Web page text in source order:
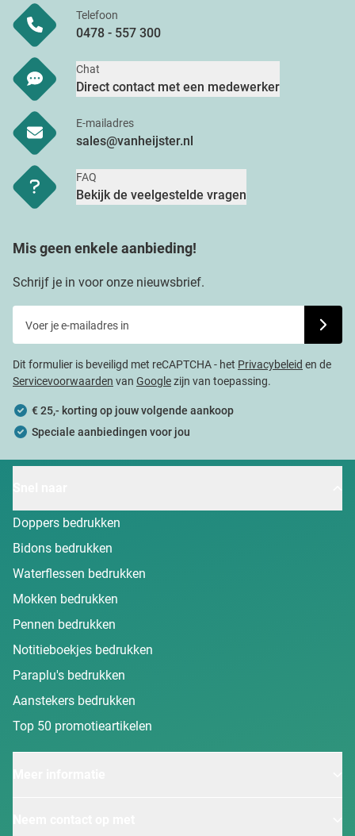
Telefoon
0478 - 557 300
Chat
Direct contact met een medewerker
E-mailadres
sales@vanheijster.nl
FAQ
Bekijk de veelgestelde vragen
Mis geen enkele aanbieding!
Schrijf je in voor onze nieuwsbrief.
Dit formulier is beveiligd met reCAPTCHA - het Privacybeleid en de
Servicevoorwaarden van Googlezijn van toepassing.
€ 25,- korting op jouw volgende aankoop
Speciale aanbiedingen voor jou
Doppers bedrukken
Bidons bedrukken
Waterflessen bedrukken
Mokken bedrukken
Pennen bedrukken
Notitieboekjes bedrukken
Paraplu's bedrukken
Aanstekers bedrukken
Top 50 promotieartikelen